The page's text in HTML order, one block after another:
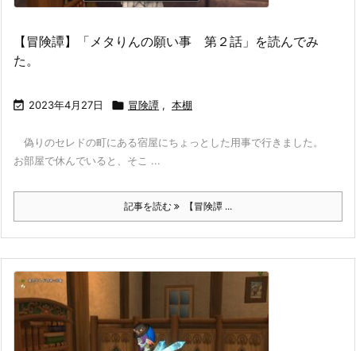
【冒険譚】「メタりんの願い事 第２話」を読んでみ
た。
 2023年4月27日  冒険譚 , 本棚
偽りのセレドの町にある宿屋にちょっとした用事で行きました。
お部屋で休んでいると、そこ ...
記事を読む 【冒険譚 ...